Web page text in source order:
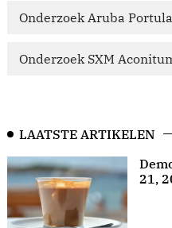
Onderzoek Aruba
Onderzoek SXM
LAATSTE ARTIKELEN
21,